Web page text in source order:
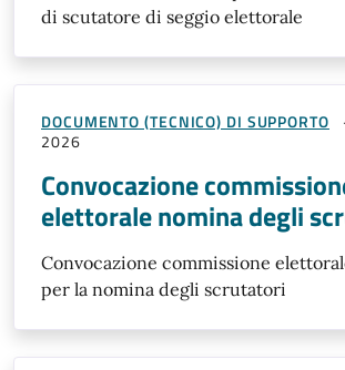
di scutatore di seggio elettorale
DOCUMENTO (TECNICO) DI SUPPORTO
2026
Convocazione
elettorale nomina degli
Convocazione commissione
per la nomina degli scrutatori